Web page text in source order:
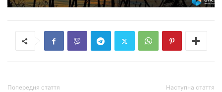
Попередня стаття Наступна стаття